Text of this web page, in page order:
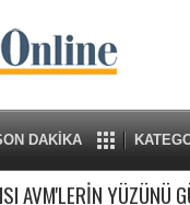
DAKİKA
AVM'LERİN YÜZÜNÜ